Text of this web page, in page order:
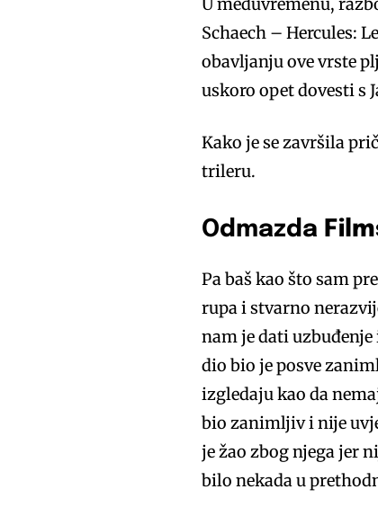
U međuvremenu,
Schaech – Hercules:
obavljanju ove vrste
uskoro opet dovesti s
Kako je se završila
trileru.
Odmazda
Pa baš kao što sam
rupa i stvarno
nam je dati
dio bio je posve
izgledaju kao da
bio zanimljiv i nije
je žao zbog njega jer
bilo nekada u